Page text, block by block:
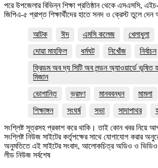
পরে উপজেলার বিভিন্ন শিক্ষা প্রতিষ্ঠান থেকে এসএসসি,
জিপিএ-৫ প্রাপ্ত শিক্ষার্থীদের হাতে সনদ ও ক্রেস্ট তুলে দেন
আটক ঈদ এমসি কলেজ খেলাধুলা
দোয়া মাহফিল
ধর্মঘট নিখোঁজ নির্বাচন
ফ্রিডম অব দ্য সিটি অব লন্ডন অ্যাওয়ার্ডে ভূষিত
মিজান
ভোগান্তি
ভ্রমণ মানববন্ধন মামলা
শিক্ষাঙ্গন
সংঘর্ষ সভা সাদাপাথর
সংশ্লিষ্ট সূত্রসহ প্রকাশ করে থাকি। তাই কোন খবর নিয়ে
সংশ্লিষ্ট নিউজ সাইটের কর্তৃপক্ষের সাথে যোগাযোগ করার
অনুমতিতে এই সাইটের সংবাদ, আলোকচিত্র অডিও ও ভিডিও
লীড নিউজ সর্বশেষ